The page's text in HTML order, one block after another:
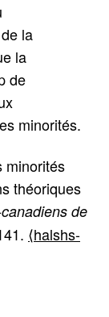
la
la
de
minorités.
minorités
théoriques
de
⟨halshs-